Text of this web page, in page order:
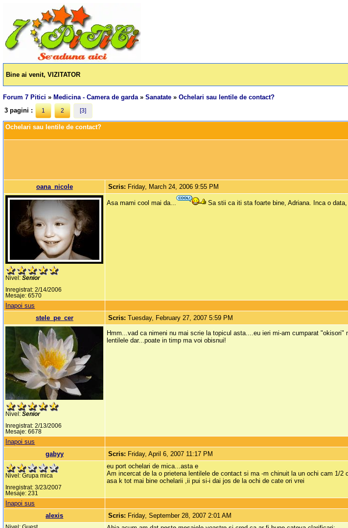
Bine ai venit, VIZITATOR
Forum 7 Pitici » Medicina - Camera de garda»Sanatate »Ochelari sau lentile de contact?
3 pagini :
1 2 [3]
Ochelari sau lentile de contact?
oana_nicole Scris: Friday, March 24, 2006 9:55 PM
Nivel:Senior
Inregistrat: 2/14/2006
Mesaje: 6570
Asa mami cool mai da... Sa stii ca iti sta foarte bine, Adriana. Inca o
Inapoi sus
stele_pe_cer
Scris:Tuesday, February 27, 2007 5:59 PM
Nivel:Senior
Inregistrat: 2/13/2006
Mesaje: 6678
Hmm...vad ca nimeni nu mai scrie la topicul asta....eu ieri mi-am cumparat "okisori"
lentilele dar...poate in timp ma voi obisnui!
Inapoi sus
gabyy
Scris: Friday, April 6, 2007 11:17 PM
Nivel: Grupa mica
Inregistrat: 3/23/2007
Mesaje: 231
eu port ochelari de mica...asta e
Am incercat de la o prietena lentilele de contact si ma -m chinuit la un ochi cam 1/
asa k tot mai bine ochelarii ,ii pui si-i dai jos de la ochi de cate ori vrei
Inapoi sus
alexis
Scris: Friday, September 28, 2007 2:01 AM